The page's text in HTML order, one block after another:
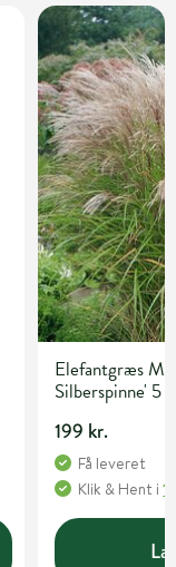
Elefantgræs
Silberspinne' 5
199 kr.
Få leveret
Klik & Hent i